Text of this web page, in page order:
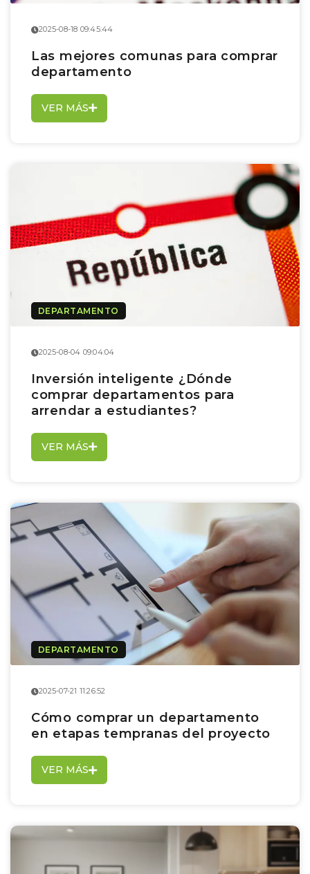
2025-08-18 09:45:44
Las mejores comunas para comprar
departamento
VER MÁS
DEPARTAMENTO
2025-08-04 09:04:04
Inversión inteligente ¿Dónde
comprar departamentos para
arrendar a estudiantes?
VER MÁS
DEPARTAMENTO
2025-07-21 11:26:52
Cómo comprar un departamento
en etapas tempranas del proyecto
VER MÁS